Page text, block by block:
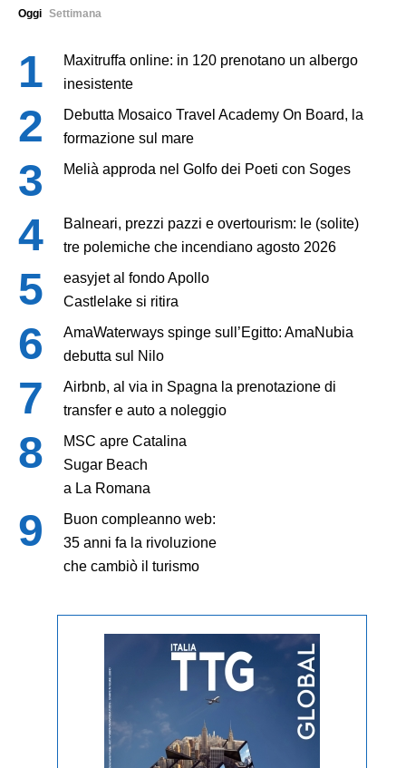
Oggi Settimana
Maxitruffa online: in 120 prenotano un albergo
inesistente
Debutta Mosaico Travel Academy On Board, la
formazione sul mare
Melià approda nel Golfo dei Poeti con Soges
Balneari, prezzi pazzi e overtourism: le (solite)
tre polemiche che incendiano agosto 2026
easyjet al fondo Apollo
Castlelake si ritira
AmaWaterways spinge sull’Egitto: AmaNubia
debutta sul Nilo
Airbnb, al via in Spagna la prenotazione di
transfer e auto a noleggio
MSC apre Catalina
Sugar Beach
a La Romana
Buon compleanno web:
35 anni fa la rivoluzione
che cambiò il turismo